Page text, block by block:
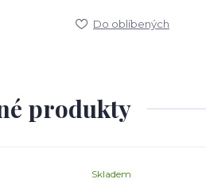
Do oblíbených
produkty
Skladem